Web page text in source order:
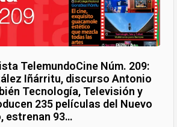
TelemundoCine Núm. 209:
Iñárritu, discurso Antonio
Tecnología, Televisión y
235 películas del Nuevo
estrenan 93…